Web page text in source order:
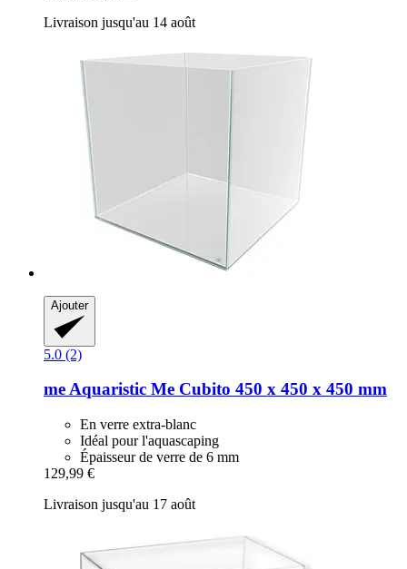
Livraison jusqu'au 14 août
Ajouter
5.0 (2)
me Aquaristic Me Cubito 450 x 450 x 450 mm
En verre extra-blanc
Idéal pour l'aquascaping
Épaisseur de verre de 6 mm
129,99 €
Livraison jusqu'au 17 août